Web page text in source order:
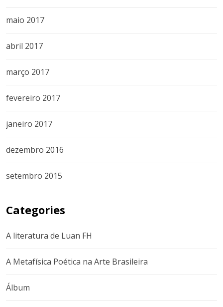
maio 2017
abril 2017
março 2017
fevereiro 2017
janeiro 2017
dezembro 2016
setembro 2015
Categories
A literatura de Luan FH
A Metafísica Poética na Arte Brasileira
Álbum